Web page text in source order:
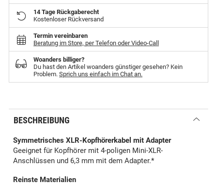
14 Tage Rückgaberecht
Kostenloser Rückversand
Termin vereinbaren
Beratung im Store, per Telefon oder Video-Call
Woanders billiger?
Du hast den Artikel woanders günstiger gesehen? Kein
Problem. Sprich uns einfach im Chat an.
BESCHREIBUNG
Symmetrisches XLR-Kopfhörerkabel mit Adapter
Geeignet für Kopfhörer mit 4-poligen Mini-XLR-
Anschlüssen und 6,3 mm mit dem Adapter.*
Reinste Materialien